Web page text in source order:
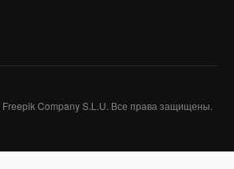
Freepik Company S.L.U. Все права защищены.